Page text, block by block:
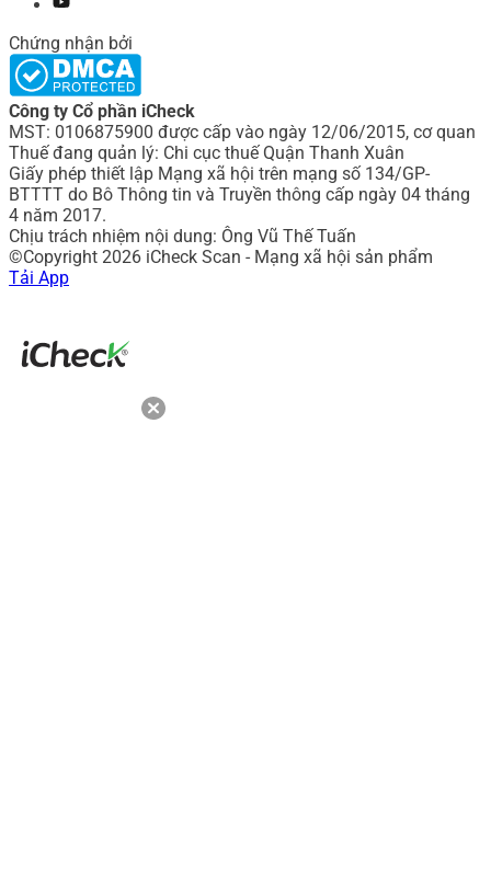
Chứng nhận bởi
Công ty Cổ phần iCheck
MST: 0106875900 được cấp vào ngày 12/06/2015, cơ quan
Thuế đang quản lý: Chi cục thuế Quận Thanh Xuân
Giấy phép thiết lập Mạng xã hội trên mạng số 134/GP-
BTTTT do Bô Thông tin và Truyền thông cấp ngày 04 tháng
4 năm 2017.
Chịu trách nhiệm nội dung: Ông Vũ Thế Tuấn
©Copyright 2026 iCheck Scan - Mạng xã hội sản phẩm
Tải App